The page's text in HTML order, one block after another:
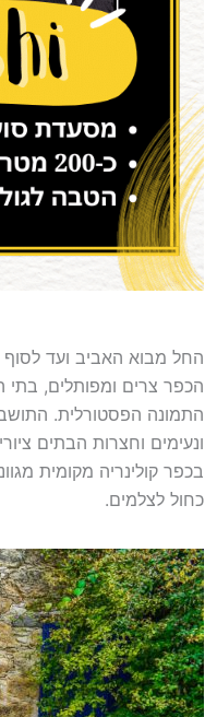
החל מבוא האביב ועד
הכפר צרים ומפותלים, בתי
התמונה הפסטורלית.
ונעימים וחצרות הבתים
בכפר קולינריה מקומית
כחול לצלמים.